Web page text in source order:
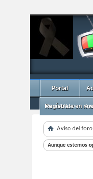
Portal
Inicio del foro
Regístrate en
Aviso del foro
Aunque estemos